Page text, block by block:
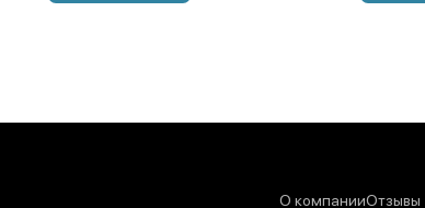
О компанииОтзывы